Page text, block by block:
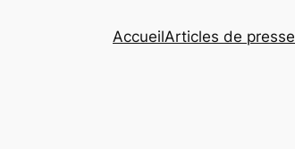
AccueilArticles de presse